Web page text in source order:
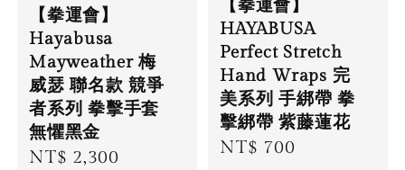
【拳運會】
Hayabusa
Mayweather 梅
威瑟 聯名款 競爭
者系列 拳擊手套
無懼黑金
Regular
NT$ 2,300
【拳運會】
HAYABUSA
Perfect Stretch
Hand Wraps 完
美系列 手綁帶 拳
擊綁帶 紫藤蓮花
Regular
NT$ 700